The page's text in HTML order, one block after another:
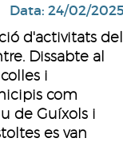
Data: 24/02/
d'activitats del
Dissabte al
i
com
de Guíxols i
es van